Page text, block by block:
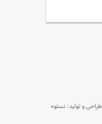
طراحی و تولید: نستوه